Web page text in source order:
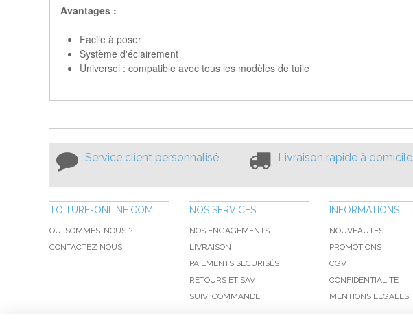
Avantages :
Facile à poser
Système d'éclairement
Universel : compatible avec tous les modèles de tuile
Service client personnalisé Livraison rapide à domicile
TOITURE-ONLINE.COM
QUI SOMMES-NOUS ?
CONTACTEZ NOUS
NOS SERVICES
NOS ENGAGEMENTS
LIVRAISON
PAIEMENTS SÉCURISÉS
RETOURS ET SAV
SUIVI COMMANDE
INFORMATIONS
NOUVEAUTÉS
PROMOTIONS
CGV
CONFIDENTIALITÉ
MENTIONS LÉGALES